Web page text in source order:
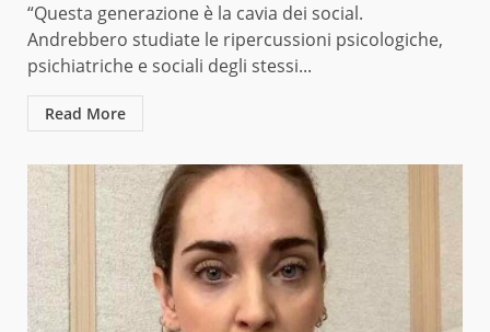
“Questa generazione è la cavia dei social.
Andrebbero studiate le ripercussioni psicologiche,
psichiatriche e sociali degli stessi...
Read More